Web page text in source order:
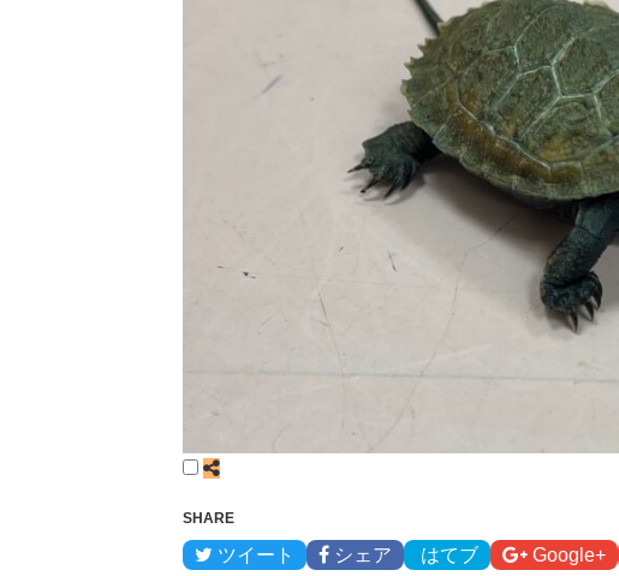
SHARE
ツイート シェア はてブ Google+